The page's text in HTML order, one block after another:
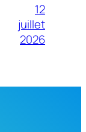
12
juillet
2026